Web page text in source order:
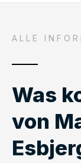
ALLE
Was
von